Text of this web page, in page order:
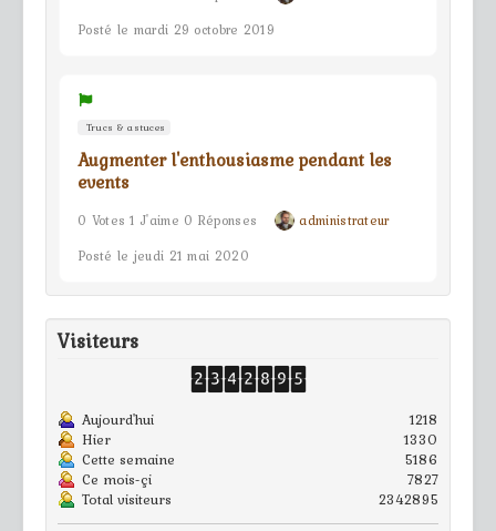
Posté le mardi 29 octobre 2019
Trucs & astuces
Augmenter l'enthousiasme pendant les
events
0 Votes 1 J'aime 0 Réponses
administrateur
Posté le jeudi 21 mai 2020
Visiteurs
Aujourd'hui
1218
Hier
1330
Cette semaine
5186
Ce mois-çi
7827
Total visiteurs
2342895